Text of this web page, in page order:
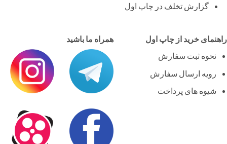
گزارش تخلف در چاپ اول
خرید از چاپ اول
نحوه ثبت سفارش
رویه ارسال سفارش
شیوه های پرداخت
همراه ما باشید